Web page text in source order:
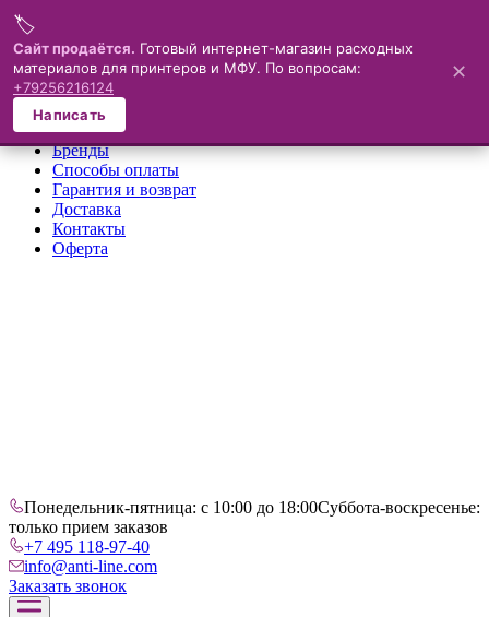
Меню
×
О компании
Каталог
Бренды
Способы оплаты
Гарантия и возврат
Доставка
Контакты
Оферта
Понедельник-пятница: с 10:00 до 18:00Суббота-воскресенье:
только прием заказов
+7 495 118-97-40
info@anti-line.com
Заказать звонок
🏷️
Сайт продаётся. Готовый интернет-магазин расходных
материалов для принтеров и МФУ. По вопросам:
+79256216124
Написать
✕